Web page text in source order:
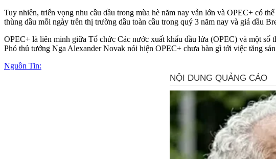
Tuy nhiên, triển vọng nhu cầu dầu trong mùa hè năm nay vẫn lớn và OPEC+ có
thùng dầu mỗi ngày trên thị trường dầu toàn cầu trong quý 3 năm nay và giá dầu
OPEC+ là liên minh giữa Tổ chức Các nước xuất khẩu dầu lửa (OPEC) và một số
Phó thủ tướng Nga Alexander Novak nói hiện OPEC+ chưa bàn gì tới việc tăng
Nguồn Tin: